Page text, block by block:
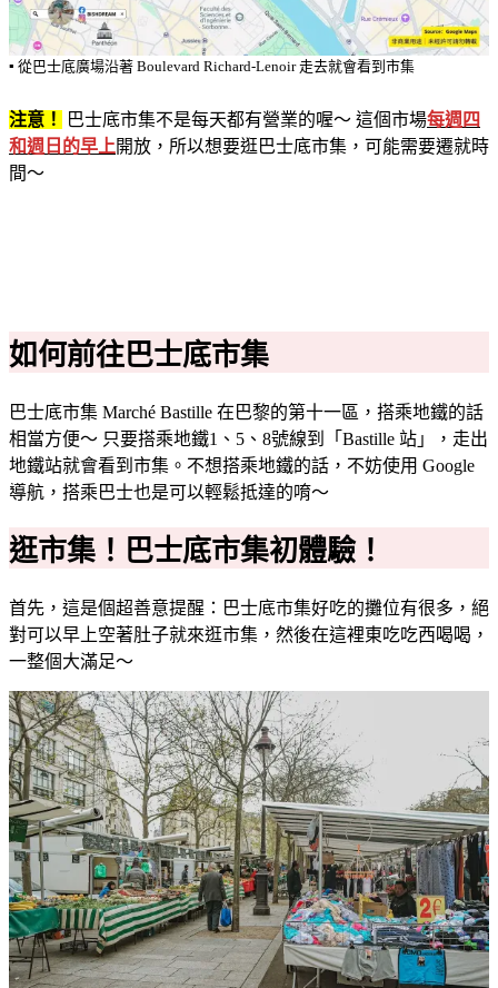
▪️ 從巴士底廣場沿著 Boulevard Richard-Lenoir 走去就會看到市集
注意！ 巴士底市集不是每天都有營業的喔～ 這個市場每週四
和週日的早上開放，所以想要逛巴士底市集，可能需要遷就時
間～
如何前往巴士底市集
巴士底市集 Marché Bastille 在巴黎的第十一區，搭乘地鐵的話
相當方便～ 只要搭乘地鐵1、5、8號線到「Bastille 站」，走出
地鐵站就會看到市集。不想搭乘地鐵的話，不妨使用 Google
導航，搭乘巴士也是可以輕鬆抵達的唷～
逛市集！巴士底市集初體驗！
首先，這是個超善意提醒：巴士底市集好吃的攤位有很多，絕
對可以早上空著肚子就來逛市集，然後在這裡東吃吃西喝喝，
一整個大滿足～